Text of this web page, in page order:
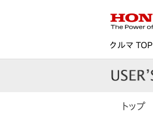
クルマ TOP
トップ